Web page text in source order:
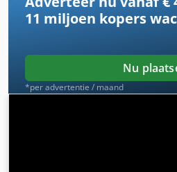
11 miljoen kopers
Nu
*per advertentie / maand